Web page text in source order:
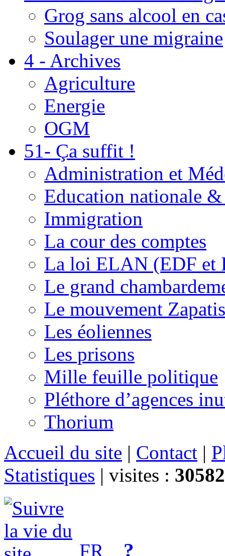
Grog sans alcool en
Soulager une migraine
4 - Archives
Agriculture
Energie
OGM
51- Ça suffit !
Administration et
Education nationale
Immigration
La cour des comptes
La loi ELAN (EDF et
Le grand
Le mouvement
Les éoliennes
Les prisons
Mille feuille politique
Pléthore d’agences
Thorium
Accueil du site | Contact |
Statistiques | visites :
FR ?